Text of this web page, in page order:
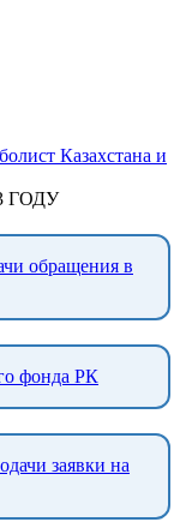
Казахстана и
ГОДУ
обращения в
фонда РК
заявки на